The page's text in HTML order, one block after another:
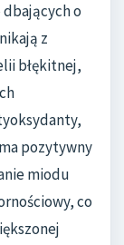
o
z
błękitnej,
pozytywny
miodu
co